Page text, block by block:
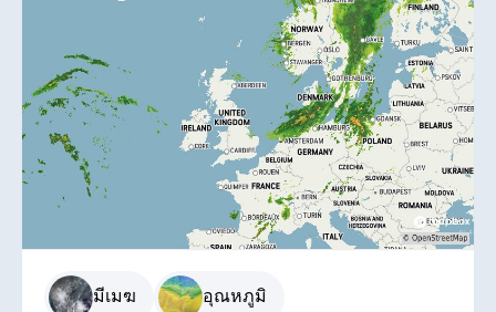
มีเมฆ อุณหภูมิ